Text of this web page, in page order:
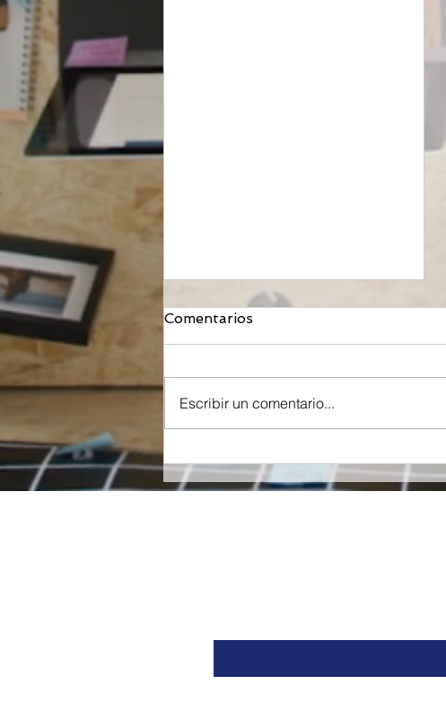
Takeda dirigido a la
Orexina, recibe la
Comentarios
Escribir un comentario...